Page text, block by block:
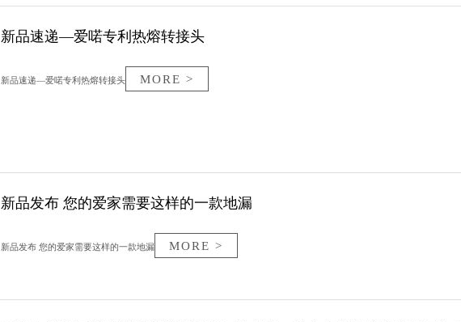
新品速递—爱喏专利热熔转接头
新品速递—爱喏专利热熔转接头 MORE >
新品发布 您的爱家需要这样的一款地漏
新品发布 您的爱家需要这样的一款地漏 MORE >